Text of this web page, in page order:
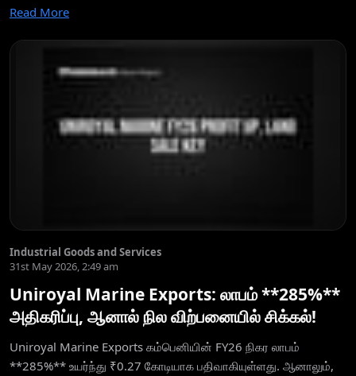
Read More
Industrial Goods and Services
31st May 2026, 2:49 am
Uniroyal Marine Exports: லாபம் **285%**
அதிகரிப்பு, ஆனால் நில விற்பனையில் சிக்கல்!
Uniroyal Marine Exports கம்பெனியின் FY26 நிகர லாபம்
**285%** உயர்ந்து ₹0.27 கோடியாக பதிவாகியுள்ளது. ஆனாலும்,